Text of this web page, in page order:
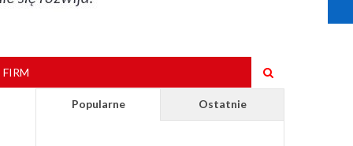
Popularne Ostatnie